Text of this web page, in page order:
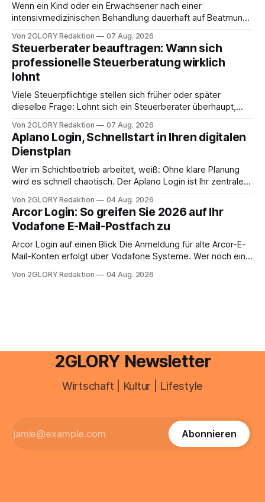
Wenn ein Kind oder ein Erwachsener nach einer
intensivmedizinischen Behandlung dauerhaft auf Beatmung
angewiesen ist, stellt sich für Familien eine schwierige
Frage: Muss die Versorgung dauerhaft in der Klinik bleiben –
oder ist ein Leben zu Hause möglich? Die außerklinische
Intensivpflege bietet genau diese Alternative: Sie
Von 2GLORY Redaktion 07 Aug. 2026
Steuerberater beauftragen: Wann sich
professionelle Steuerberatung wirklich
lohnt
Viele Steuerpflichtige stellen sich früher oder später
dieselbe Frage: Lohnt sich ein Steuerberater überhaupt,
erledigen? Die kurze Antwort: Bei einfachen
Einkommensverhältnissen reicht häufig eine Steuersoftware
aus – sobald jedoch mehrere Einkunftsarten
zusammentreffen oder größere finanzielle Veränderungen
anstehen, zahlt sich professionelle Unterstützung meist
Von 2GLORY Redaktion 07 Aug. 2026
Aplano Login, Schnellstart in Ihren digitalen
Dienstplan
Wer im Schichtbetrieb arbeitet, weiß: Ohne klare Planung
wird es schnell chaotisch. Der Aplano Login ist Ihr zentraler
abwesenheiten und die gesamte kommunikation rund um
Ihr personal digital zu organisieren. In diesem Leitfaden
erfahren Sie alles, was Sie für einen reibungslosen Einstieg
brauchen, von der Registrierung
Von 2GLORY Redaktion 04 Aug. 2026
Arcor Login: So greifen Sie 2026 auf Ihr
Vodafone E-Mail-Postfach zu
Arcor Login auf einen Blick Die Anmeldung für alte Arcor-E-
Mail-Konten erfolgt über Vodafone Systeme. Wer noch eine
besitzt, loggt sich heute über das Vodafone E-Mail & Cloud
Von 2GLORY Redaktion 04 Aug. 2026
2GLORY Newsletter
Wirtschaft | Kultur | Lifestyle
Abonnieren